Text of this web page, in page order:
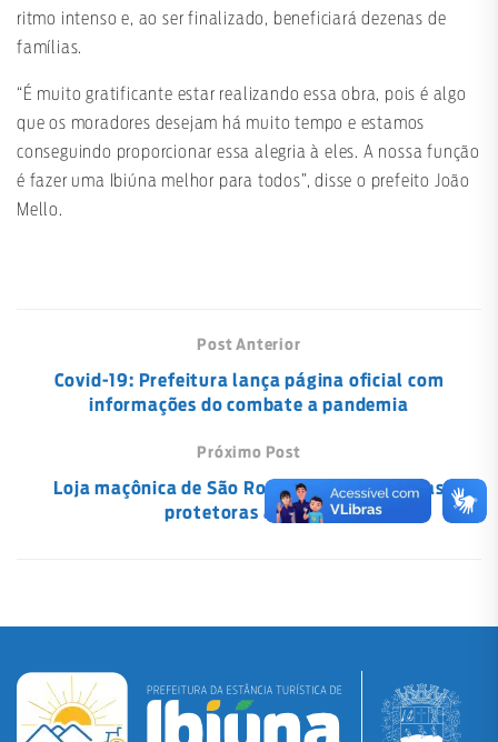
ritmo intenso e, ao ser finalizado, beneficiará dezenas de
famílias.
“É muito gratificante estar realizando essa obra, pois é algo
que os moradores desejam há muito tempo e estamos
conseguindo proporcionar essa alegria à eles. A nossa função
é fazer uma Ibiúna melhor para todos”, disse o prefeito João
Mello.
Post Anterior
Covid-19: Prefeitura lança página oficial com
informações do combate a pandemia
Próximo Post
Loja maçônica de São Roque doa 280 viseiras
protetoras a Ibiúna